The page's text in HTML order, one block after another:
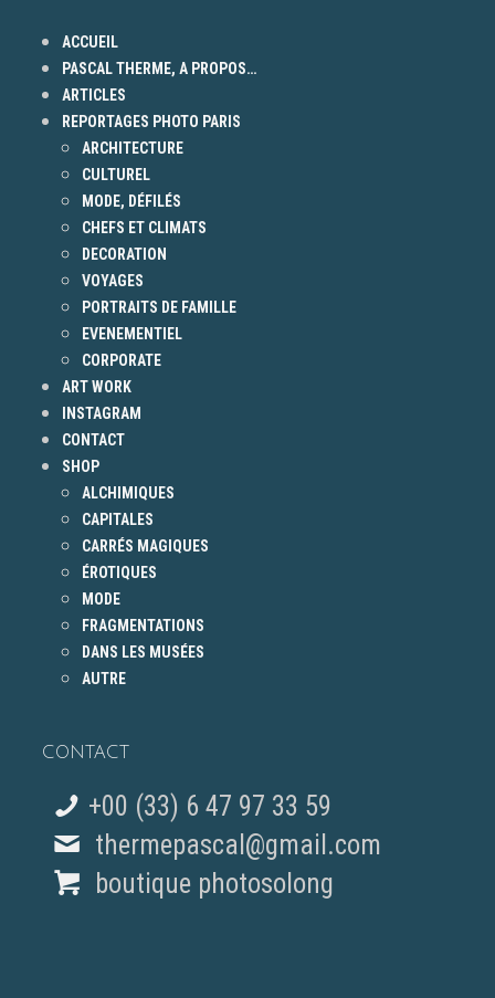
ACCUEIL
PASCAL THERME, A PROPOS…
ARTICLES
REPORTAGES PHOTO PARIS
ARCHITECTURE
CULTUREL
MODE, DÉFILÉS
CHEFS ET CLIMATS
DECORATION
VOYAGES
PORTRAITS DE FAMILLE
EVENEMENTIEL
CORPORATE
ART WORK
INSTAGRAM
CONTACT
SHOP
ALCHIMIQUES
CAPITALES
CARRÉS MAGIQUES
ÉROTIQUES
MODE
FRAGMENTATIONS
DANS LES MUSÉES
AUTRE
CONTACT
+00 (33) 6 47 97 33 59
thermepascal@gmail.com
boutique photosolong